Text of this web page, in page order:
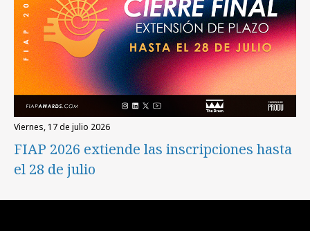
viernes, 17 de julio 2026
FIAP 2026 extiende las inscripciones hasta
el 28 de julio